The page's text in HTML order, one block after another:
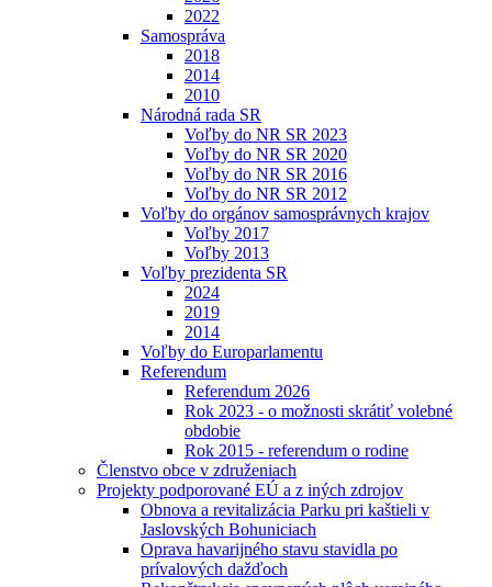
2022
Samospráva
2018
2014
2010
Národná rada SR
Voľby do NR SR 2023
Voľby do NR SR 2020
Voľby do NR SR 2016
Voľby do NR SR 2012
Voľby do orgánov samosprávnych krajov
Voľby 2017
Voľby 2013
Voľby prezidenta SR
2024
2019
2014
Voľby do Europarlamentu
Referendum
Referendum 2026
Rok 2023 - o možnosti skrátiť volebné
obdobie
Rok 2015 - referendum o rodine
Členstvo obce v združeniach
Projekty podporované EÚ a z iných zdrojov
Obnova a revitalizácia Parku pri kaštieli v
Jaslovských Bohuniciach
Oprava havarijného stavu stavidla po
prívalových dažďoch